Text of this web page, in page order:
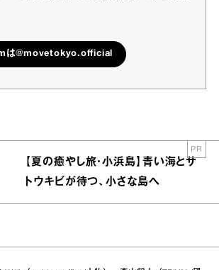
は@movetokyo.official
【夏の癒やし旅・小浜島】青い海とサ
トウキビが待つ、小さな島へ
PR